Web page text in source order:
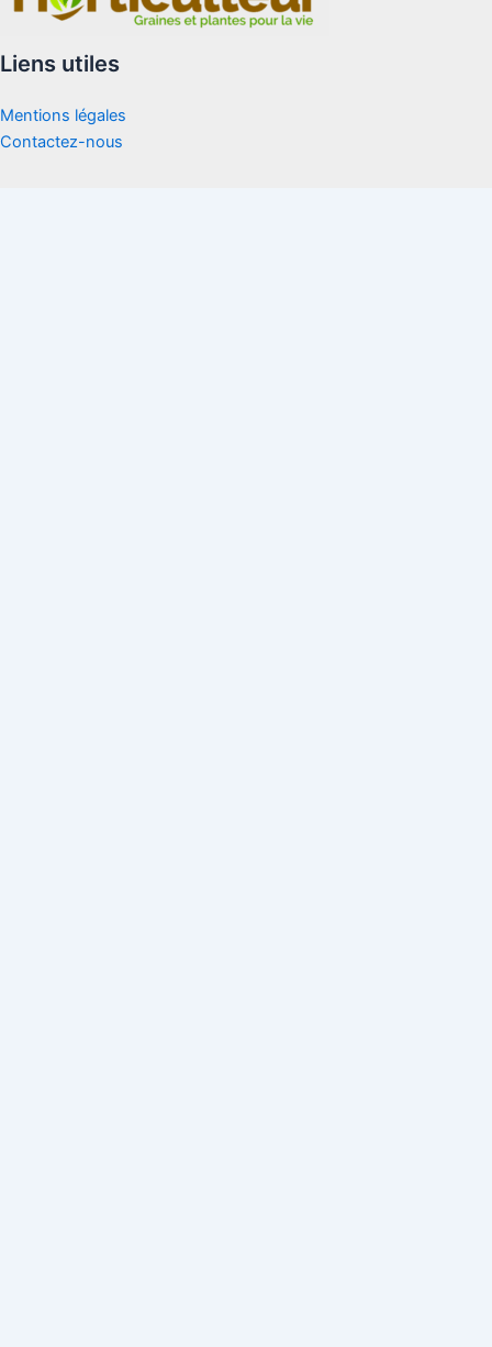
Liens utiles
Mentions légales
Contactez-nous